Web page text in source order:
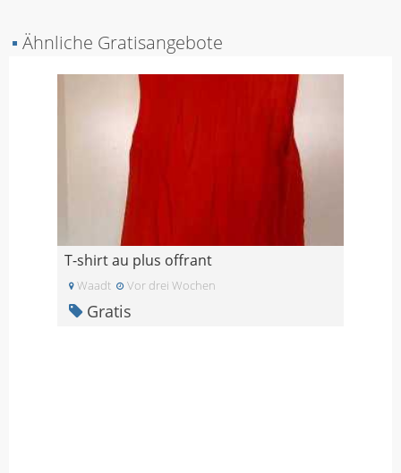
▪ Ähnliche Gratisangebote
T-shirt au plus offrant
Waadt Vor drei Wochen
Gratis